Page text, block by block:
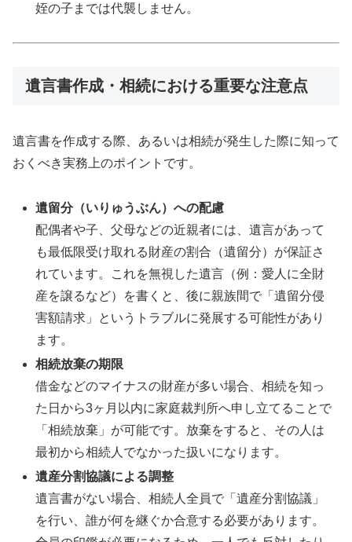
姪の子までは代襲しません。
遺言書作成・相続における重要な注意点
遺言書を作成する際、あるいは相続が発生した際に知って
おくべき実務上のポイントです。
遺留分（いりゅうぶん）への配慮
配偶者や子、父母などの近親者には、遺言があって
も最低限受け取れる財産の割合（遺留分）が保証さ
れています。これを無視した遺言（例：愛人に全財
産を譲るなど）を書くと、後に親族間で「遺留分侵
害額請求」というトラブルに発展する可能性があり
ます。
相続放棄の期限
借金などのマイナスの財産が多い場合、相続を知っ
た日から3ヶ月以内に家庭裁判所へ申し立てることで
「相続放棄」が可能です。放棄をすると、その人は
最初から相続人でなかった扱いになります。
遺産分割協議による調整
遺言書がない場合、相続人全員で「遺産分割協議」
を行い、誰が何を継ぐか合意する必要があります。